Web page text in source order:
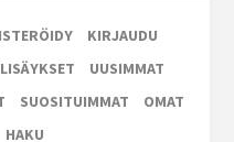
KIRJAUDU
UUSIMMAT
SUOSITUIMMAT
OMAT
HAKU